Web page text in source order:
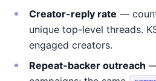
Creator-reply rate —
unique top-level threads.
engaged creators.
Repeat-backer outreach